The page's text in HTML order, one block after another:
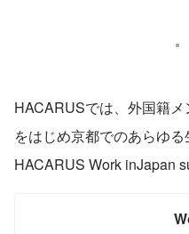
HACARUSでは、外国籍
をはじめ京都でのあらゆ
HACARUS Work inJapan